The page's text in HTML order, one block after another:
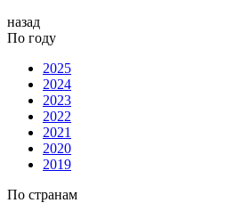
назад
По году
2025
2024
2023
2022
2021
2020
2019
По странам